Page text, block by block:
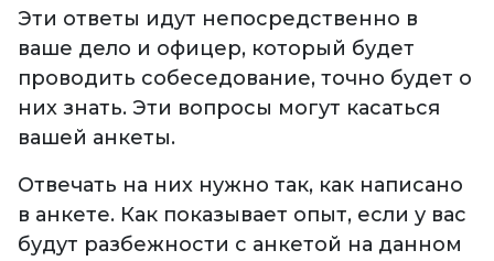
Эти ответы идут непосредственно в
ваше дело и офицер, который будет
проводить собеседование, точно будет о
них знать. Эти вопросы могут касаться
вашей анкеты.
Отвечать на них нужно так, как написано
в анкете. Как показывает опыт, если у вас
будут разбежности с анкетой на данном